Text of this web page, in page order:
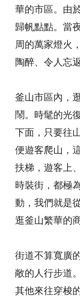
華的市區。由
歸帆點點。當
周的萬家燈火
陶醉、令人忘返
釜山市區內，
鬧。時髦的光
下面，只要往
便遊客爬山，
扶梯，遊客上
時裝街，都極
動，我們就是
逛釜山繁華的
街道不算寬廣
敞的人行步道
其他來往穿梭